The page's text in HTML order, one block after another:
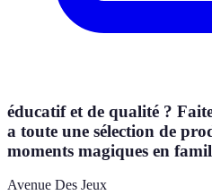
éducatif et de qualité ?
a toute une sélection de
moments magiques en
Avenue Des Jeux